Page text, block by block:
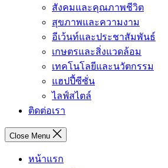
สังคมและคุณภาพชีวิต
สุขภาพและความงาม
อีเว้นท์และประชาสัมพันธ์
เกษตรและสิ่งแวดล้อม
เทคโนโลยีและนวัตกรรม
แฮปปี้ซีซั่น
ไลฟ์สไตล์
ติดต่อเรา
Close Menu
หน้าแรก